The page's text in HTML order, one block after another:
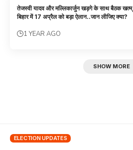
तेजस्वी यादव और मल्लिकार्जुन खड़गे के साथ बैठक खत्म,
बिहार में 17 अप्रैल को बड़ा ऐलान..जान लीजिए क्या?
1 YEAR AGO
SHOW MORE
ELECTION UPDATES